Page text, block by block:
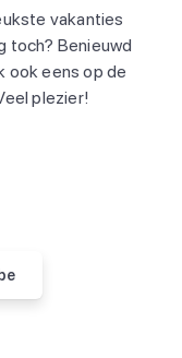
vakanties
toch? Benieuwd
ook eens op de
plezier!